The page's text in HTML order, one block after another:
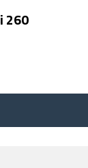
260